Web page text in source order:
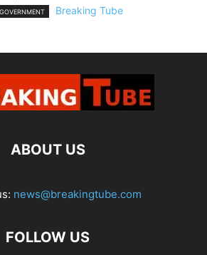
GOVERNMENT Breaking Tube
ABOUT US
news@breakingtube.com
FOLLOW US